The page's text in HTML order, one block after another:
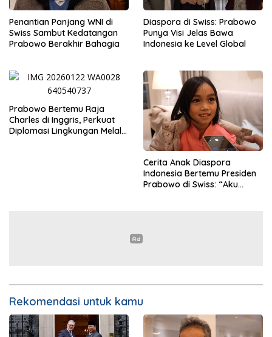
Penantian Panjang WNI di
Swiss Sambut Kedatangan
Prabowo Berakhir Bahagia
Diaspora di Swiss: Prabowo
Punya Visi Jelas Bawa
Indonesia ke Level Global
Prabowo Bertemu Raja
Charles di Inggris, Perkuat
Diplomasi Lingkungan Melalui
Cerita Anak Diaspora
Indonesia Bertemu Presiden
Prabowo di Swiss: “Aku
Rekomendasi untuk kamu